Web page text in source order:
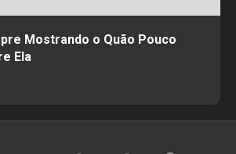
Mostrando o Quão Pouco
Ela